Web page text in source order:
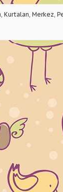
Kurtalan, Merkez,